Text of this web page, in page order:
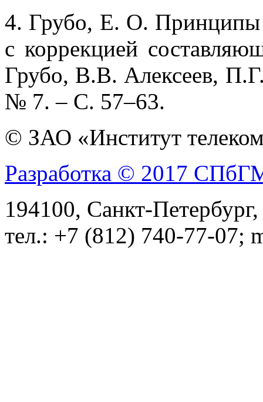
4. Грубо, Е. О. Принципы
с коррекцией
Грубо, В.В. Алексеев,
№ 7. – С. 57–63.
© ЗАО «Институт
Разработка © 2017
194100, Санкт-
тел.: +7 (812) 740-77-07;